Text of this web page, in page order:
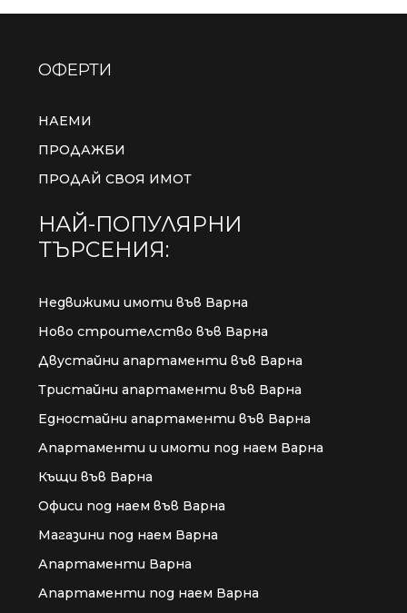
ОФЕРТИ
НАЕМИ
ПРОДАЖБИ
ПРОДАЙ СВОЯ ИМОТ
НАЙ-ПОПУЛЯРНИ
ТЪРСЕНИЯ:
Недвижими имоти във Варна
Ново строителство във Варна
Двустайни апартаменти във Варна
Тристайни апартаменти във Варна
Едностайни апартаменти във Варна
Апартаменти и имоти под наем Варна
Къщи във Варна
Офиси под наем във Варна
Магазини под наем Варна
Апартаменти Варна
Апартаменти под наем Варна